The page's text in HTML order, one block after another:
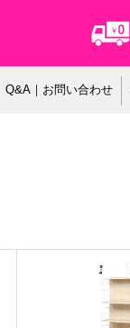
Q&A｜お問い合わせ